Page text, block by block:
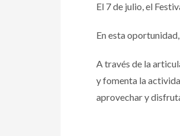
El 7 de julio, el
En esta
A través de la
y fomenta la
aprovechar y